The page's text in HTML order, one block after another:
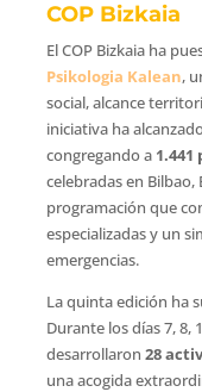
COP Bizkaia
El COP Bizkaia ha
Psikologia Kalean,
social, alcance
iniciativa ha
congregando a 1.441
celebradas en Bilbao,
programación que
especializadas y un
emergencias.
La quinta edición ha
Durante los días 7, 8,
desarrollaron 28
una acogida